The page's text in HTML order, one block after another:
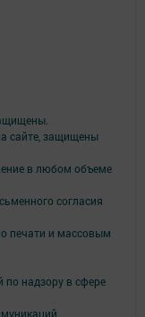
сайте, защищены
в любом объеме
согласия
печати и массовым
надзору в сфере